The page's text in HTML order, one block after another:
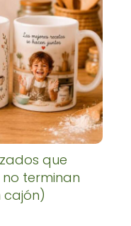
que
terminan
cajón)